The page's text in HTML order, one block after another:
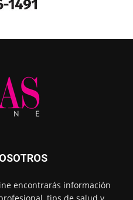
encontrarás información